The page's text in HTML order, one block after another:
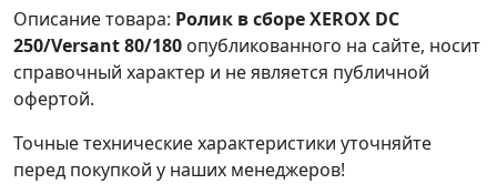
Описание товара: Ролик в сборе XEROX DC
250/Versant 80/180 опубликованного на сайте, носит
справочный характер и не является публичной
офертой.
Точные технические характеристики уточняйте
перед покупкой у наших менеджеров!